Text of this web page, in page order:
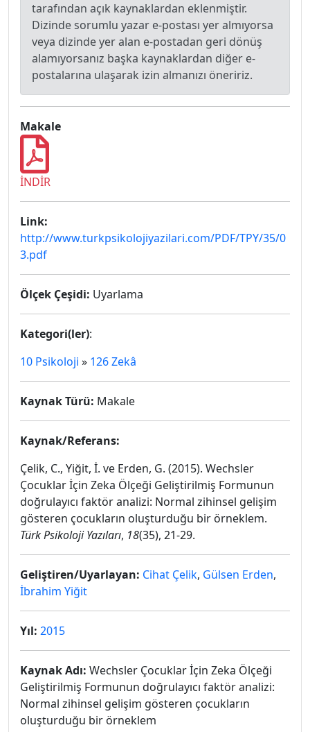
tarafından açık kaynaklardan eklenmiştir.
Dizinde sorumlu yazar e-postası yer almıyorsa
veya dizinde yer alan e-postadan geri dönüş
alamıyorsanız başka kaynaklardan diğer e-
postalarına ulaşarak izin almanızı öneririz.
Makale
İNDİR
Link:
http://www.turkpsikolojiyazilari.com/PDF/TPY/35/0
3.pdf
Ölçek Çeşidi: Uyarlama
Kategori(ler):
10 Psikoloji » 126 Zekâ
Kaynak Türü: Makale
Kaynak/Referans:
Çelik, C., Yiğit, İ. ve Erden, G. (2015). Wechsler
Çocuklar İçin Zeka Ölçeği Geliştirilmiş Formunun
doğrulayıcı faktör analizi: Normal zihinsel gelişim
gösteren çocukların oluşturduğu bir örneklem.
Türk Psikoloji Yazıları, 18(35), 21-29.
Geliştiren/Uyarlayan: Cihat Çelik, Gülsen Erden,
İbrahim Yiğit
Yıl: 2015
Kaynak Adı: Wechsler Çocuklar İçin Zeka Ölçeği
Geliştirilmiş Formunun doğrulayıcı faktör analizi:
Normal zihinsel gelişim gösteren çocukların
oluşturduğu bir örneklem